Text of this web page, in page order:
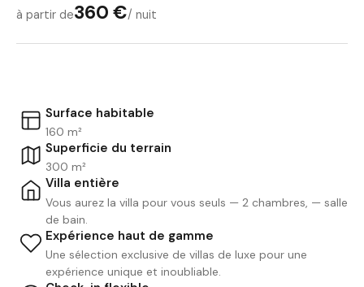
à partir de360 €/ nuit
Surface habitable
160 m²
Superficie du terrain
300 m²
Villa entière
Vous aurez la villa pour vous seuls — 2 chambres, — salle
de bain.
Expérience haut de gamme
Une sélection exclusive de villas de luxe pour une
expérience unique et inoubliable.